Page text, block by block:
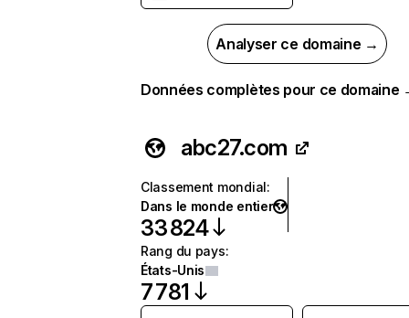
Analyser ce domaine →
Données complètes pour ce domaine
abc27.com
Classement mondial:
Dans le monde entier
33 824
Rang du pays:
États-Unis
7 781